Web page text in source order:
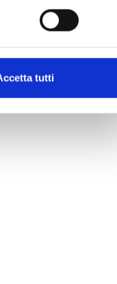
tutti